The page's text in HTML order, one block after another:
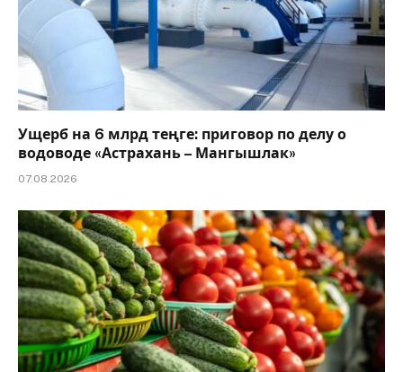
Ущерб на 6 млрд теңге: приговор по делу о
водоводе «Астрахань – Мангышлак»
07.08.2026